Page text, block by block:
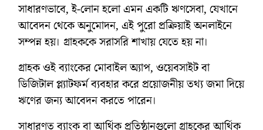
সাধারণভাবে, ই-লোন হলো এমন একটি ঋণসেবা, যেখানে
আবেদন থেকে অনুমোদন, এই পুরো প্রক্রিয়াই অনলাইনে
সম্পন্ন হয়। গ্রাহককে সরাসরি শাখায় যেতে হয় না।
গ্রাহক ওই ব্যাংকের মোবাইল অ্যাপ, ওয়েবসাইট বা
ডিজিটাল প্ল্যাটফর্ম ব্যবহার করে প্রয়োজনীয় তথ্য জমা দিয়ে
ঋণের জন্য আবেদন করতে পারেন।
সাধারণত ব্যাংক বা আর্থিক প্রতিষ্ঠানগুলো গ্রাহকের আর্থিক